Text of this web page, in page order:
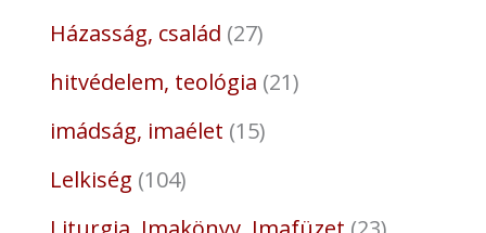
Házasság, család 27
hitvédelem, teológia 21
imádság, imaélet 15
Lelkiség 104